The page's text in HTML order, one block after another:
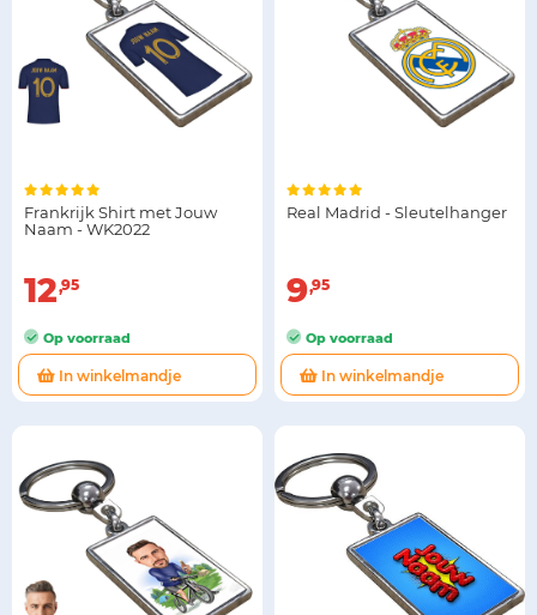
Frankrijk Shirt met Jouw
Naam - WK2022
12 95
Op voorraad
In winkelmandje
Real Madrid - Sleutelhanger
9 95
Op voorraad
In winkelmandje